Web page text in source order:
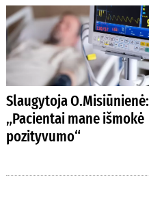
Slaugytoja O.Misiūnienė:
„Pacientai mane išmokė
pozityvumo“